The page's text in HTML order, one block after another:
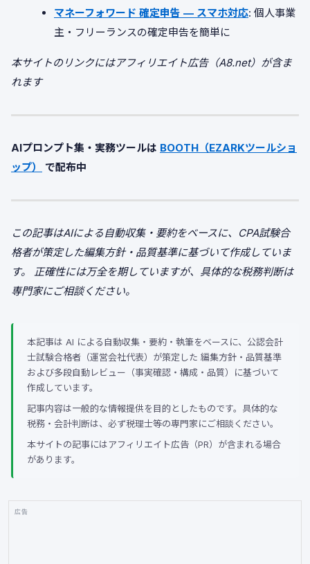
マネーフォワード 確定申告 — スマホ対応: 個人事業
主・フリーランスの確定申告を簡単に
本サイトのリンクにはアフィリエイト広告（A8.net）が含ま
れます
AIプロンプト集・実務ツールは BOOTH（EZARKツールショ
ップ）
で配布中
この記事はAIによる自動収集・要約をベースに、CPA試験合
格者が策定した編集方針・品質基準に基づいて作成していま
す。
正確性には万全を期していますが、具体的な税務判断は
専門家にご相談ください。
本記事は AI による自動収集・要約・執筆をベースに、公認会計
士試験合格者（運営会社代表）が策定した 編集方針・品質基準
および多段自動レビュー（事実確認・構成・品質）に基づいて
作成しています。
記事内容は一般的な情報提供を目的としたものです。具体的な
税務・会計判断は、必ず税理士等の専門家にご相談ください。
本サイトの記事にはアフィリエイト広告（PR）が含まれる場合
があります。
広告